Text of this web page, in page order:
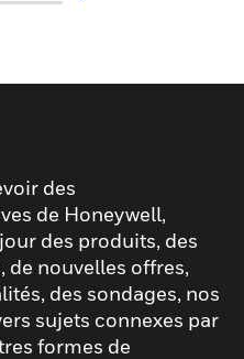
des
de Honeywell,
des produits, des
nouvelles offres,
des sondages, nos
sujets connexes par
formes de